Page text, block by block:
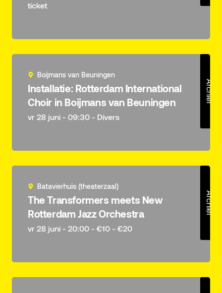
ticket
Archief
Boijmans van Beuningen
Installatie: Rotterdam International
Choir in Boijmans van Beuningen
vr 28 juni - 09:30 - Divers
Archief
Batavierhuis (theaterzaal)
The Transformers meets New
Rotterdam Jazz Orchestra
vr 28 juni - 20:00 - €10 - €20